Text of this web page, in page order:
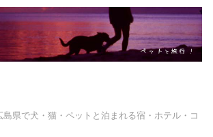
島県で犬・猫・ペットと泊まれる宿・ホテル・コ